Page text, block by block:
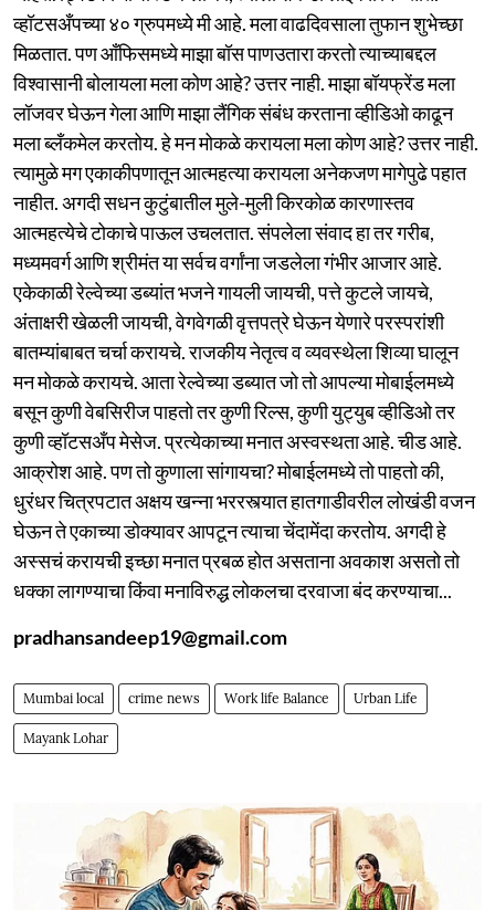
व्हॉटसअँपच्या ४० ग्रुपमध्ये मी आहे. मला वाढदिवसाला तुफान शुभेच्छा
मिळतात. पण आँफिसमध्ये माझा बॉस पाणउतारा करतो त्याच्याबद्दल
विश्वासानी बोलायला मला कोण आहे? उत्तर नाही. माझा बॉयफ्रेंड मला
लॉजवर घेऊन गेला आणि माझा लैंगिक संबंध करताना व्हीडिओ काढून
मला ब्लँकमेल करतोय. हे मन मोकळे करायला मला कोण आहे? उत्तर नाही.
त्यामुळे मग एकाकीपणातून आत्महत्या करायला अनेकजण मागेपुढे पहात
नाहीत. अगदी सधन कुटुंबातील मुले-मुली किरकोळ कारणास्तव
आत्महत्येचे टोकाचे पाऊल उचलतात. संपलेला संवाद हा तर गरीब,
मध्यमवर्ग आणि श्रीमंत या सर्वच वर्गांना जडलेला गंभीर आजार आहे.
एकेकाळी रेल्वेच्या डब्यांत भजने गायली जायची, पत्ते कुटले जायचे,
अंताक्षरी खेळली जायची, वेगवेगळी वृत्तपत्रे घेऊन येणारे परस्परांशी
बातम्यांबाबत चर्चा करायचे. राजकीय नेतृत्व व व्यवस्थेला शिव्या घालून
मन मोकळे करायचे. आता रेल्वेच्या डब्यात जो तो आपल्या मोबाईलमध्ये
बसून कुणी वेबसिरीज पाहतो तर कुणी रिल्स, कुणी युट्युब व्हीडिओ तर
कुणी व्हॉटसअँप मेसेज. प्रत्येकाच्या मनात अस्वस्थता आहे. चीड आहे.
आक्रोश आहे. पण तो कुणाला सांगायचा? मोबाईलमध्ये तो पाहतो की,
धुरंधर चित्रपटात अक्षय खन्ना भररस्त्यात हातगाडीवरील लोखंडी वजन
घेऊन ते एकाच्या डोक्यावर आपटून त्याचा चेंदामेंदा करतोय. अगदी हे
अस्सचं करायची इच्छा मनात प्रबळ होत असताना अवकाश असतो तो
धक्का लागण्याचा किंवा मनाविरुद्ध लोकलचा दरवाजा बंद करण्याचा...
pradhansandeep19@gmail.com
Mumbai local crime news Work life Balance Urban Life
Mayank Lohar